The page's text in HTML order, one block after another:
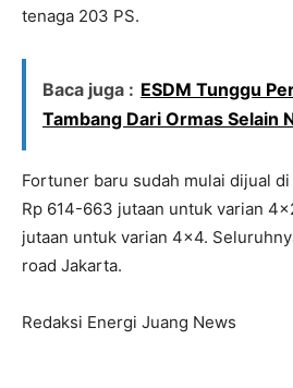
tenaga 203 PS.
Baca juga : ESDM Tunggu
Tambang Dari Ormas Selain
Fortuner baru sudah mulai dijual
Rp 614-663 jutaan untuk varian
jutaan untuk varian 4×4.
road Jakarta.
Redaksi Energi Juang News